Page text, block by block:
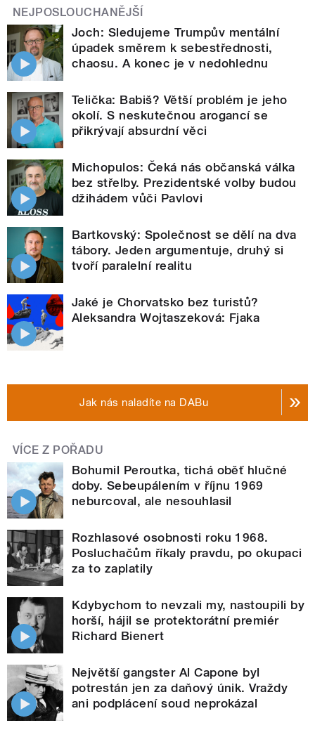
NEJPOSLOUCHANĚJŠÍ
Joch: Sledujeme Trumpův mentální
úpadek směrem k sebestřednosti,
chaosu. A konec je v nedohlednu
Telička: Babiš? Větší problém je jeho
okolí. S neskutečnou arogancí se
přikrývají absurdní věci
Michopulos: Čeká nás občanská válka
bez střelby. Prezidentské volby budou
džihádem vůči Pavlovi
Bartkovský: Společnost se dělí na dva
tábory. Jeden argumentuje, druhý si
tvoří paralelní realitu
Jaké je Chorvatsko bez turistů?
Aleksandra Wojtaszeková: Fjaka
Jak nás naladíte na DABu
VÍCE Z POŘADU
Bohumil Peroutka, tichá oběť hlučné
doby. Sebeupálením v říjnu 1969
neburcoval, ale nesouhlasil
Rozhlasové osobnosti roku 1968.
Posluchačům říkaly pravdu, po okupaci
za to zaplatily
Kdybychom to nevzali my, nastoupili by
horší, hájil se protektorátní premiér
Richard Bienert
Největší gangster Al Capone byl
potrestán jen za daňový únik. Vraždy
ani podplácení soud neprokázal